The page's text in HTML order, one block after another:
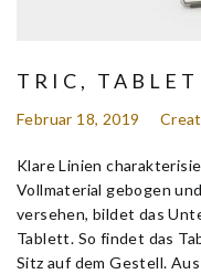
TRIC, TABLET
Februar 18, 2019
Klare Linien
Vollmaterial gebogen
versehen, bildet das
Tablett. So findet das
Sitz auf dem Gestell.